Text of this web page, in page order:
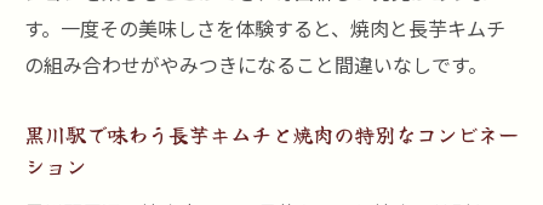
す。一度その美味しさを体験すると、焼肉と長芋キムチ
の組み合わせがやみつきになること間違いなしです。
黒川駅で味わう長芋キムチと焼肉の特別なコンビネー
ション